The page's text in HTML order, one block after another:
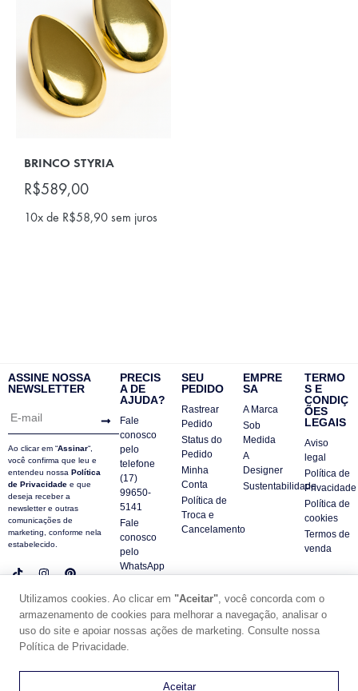
BRINCO STYRIA
R$589,00
10x de R$58,90 sem juros
ASSINE NOSSA
NEWSLETTER
Ao clicar em “Assinar“,
você confirma que leu e
entendeu nossa Política
de Privacidade e que
deseja receber a
newsletter e outras
comunicações de
marketing, conforme nela
estabelecido.
PRECIS
A DE
AJUDA?
Fale
conosco
pelo
telefone
(17)
99650-
5141
Fale
conosco
pelo
WhatsApp
FAQ
SEU
PEDIDO
Rastrear
Pedido
Status do
Pedido
Minha
Conta
Política de
Troca e
Cancelamento
EMPRE
SA
A Marca
Sob
Medida
A
Designer
Sustentabilidade
TERMO
S E
CONDIÇ
ÕES
LEGAIS
Aviso
legal
Política de
Privacidade
Política de
cookies
Termos de
venda
© DUE PANNO - 2024 -
CNPJ18.684.752/0001-84
0
Utilizamos cookies. Ao clicar em "Aceitar", você concorda com o
armazenamento de cookies para melhorar a navegação, analisar o
uso do site e apoiar nossas ações de marketing. Consulte nossa
Política de Privacidade.
Aceitar